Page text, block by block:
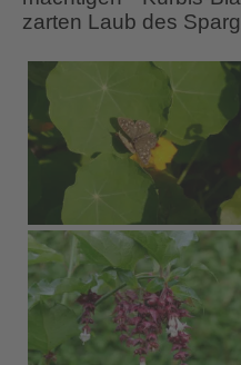
zarten Laub des